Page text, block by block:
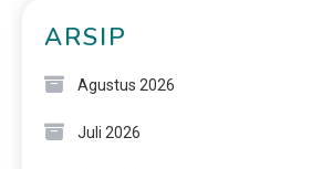
ARSIP
Agustus 2026
Juli 2026